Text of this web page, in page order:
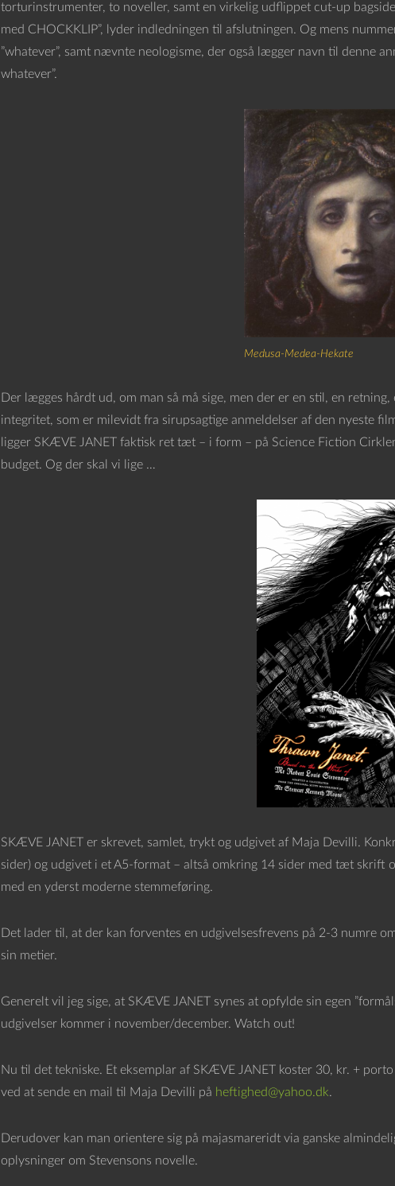
torturinstrumenter, to noveller, samt en virkelig udflippet cut-up
med CHOCKKLIP”, lyder indledningen til afslutningen. Og mens
”whatever”, samt nævnte neologisme, der også lægger navn til denne
whatever”.
Medusa-Medea-Hekate
Der lægges hårdt ud, om man så må sige, men der er en stil, en
integritet, som er milevidt fra sirupsagtige anmeldelser af den nyeste
ligger SKÆVE JANET faktisk ret tæt – i form – på Science Fiction
budget. Og der skal vi lige …
SKÆVE JANET er skrevet, samlet, trykt og udgivet af Maja Devilli.
sider) og udgivet i et A5-format – altså omkring 14 sider med tæt skrift
med en yderst moderne stemmeføring.
Det lader til, at der kan forventes en udgivelsesfrevens på 2-3 numre
sin metier.
Generelt vil jeg sige, at SKÆVE JANET synes at opfylde sin egen
udgivelser kommer i november/december. Watch out!
Nu til det tekniske. Et eksemplar af SKÆVE JANET koster 30, kr. +
ved at sende en mail til Maja Devilli på heftighed@yahoo.dk.
Derudover kan man orientere sig på majasmareridt via ganske
oplysninger om Stevensons novelle.